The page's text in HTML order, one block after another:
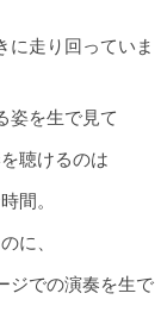
に走り回っていま
姿を生で見て
聴けるのは
間。
に、
ジでの演奏を生で